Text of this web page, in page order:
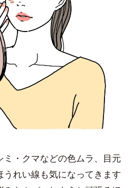
・クマなどの色ムラ、目元
れい線も気になってきます